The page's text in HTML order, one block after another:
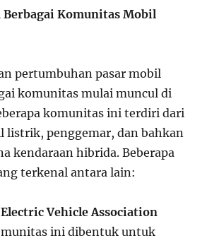
Berbagai Komunitas Mobil
pertumbuhan pasar mobil
komunitas mulai muncul di
komunitas ini terdiri dari
listrik, penggemar, dan bahkan
kendaraan hibrida. Beberapa
terkenal antara lain:
Vehicle Association
ini dibentuk untuk